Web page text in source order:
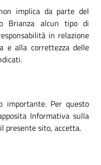
implica da parte del
Brianza alcun tipo di
in relazione
e alla correttezza delle
Per questo
Informativa sulla
presente sito, accetta.